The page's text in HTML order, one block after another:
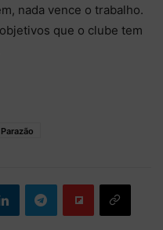
nada vence o trabalho.
que o clube tem
Parazão